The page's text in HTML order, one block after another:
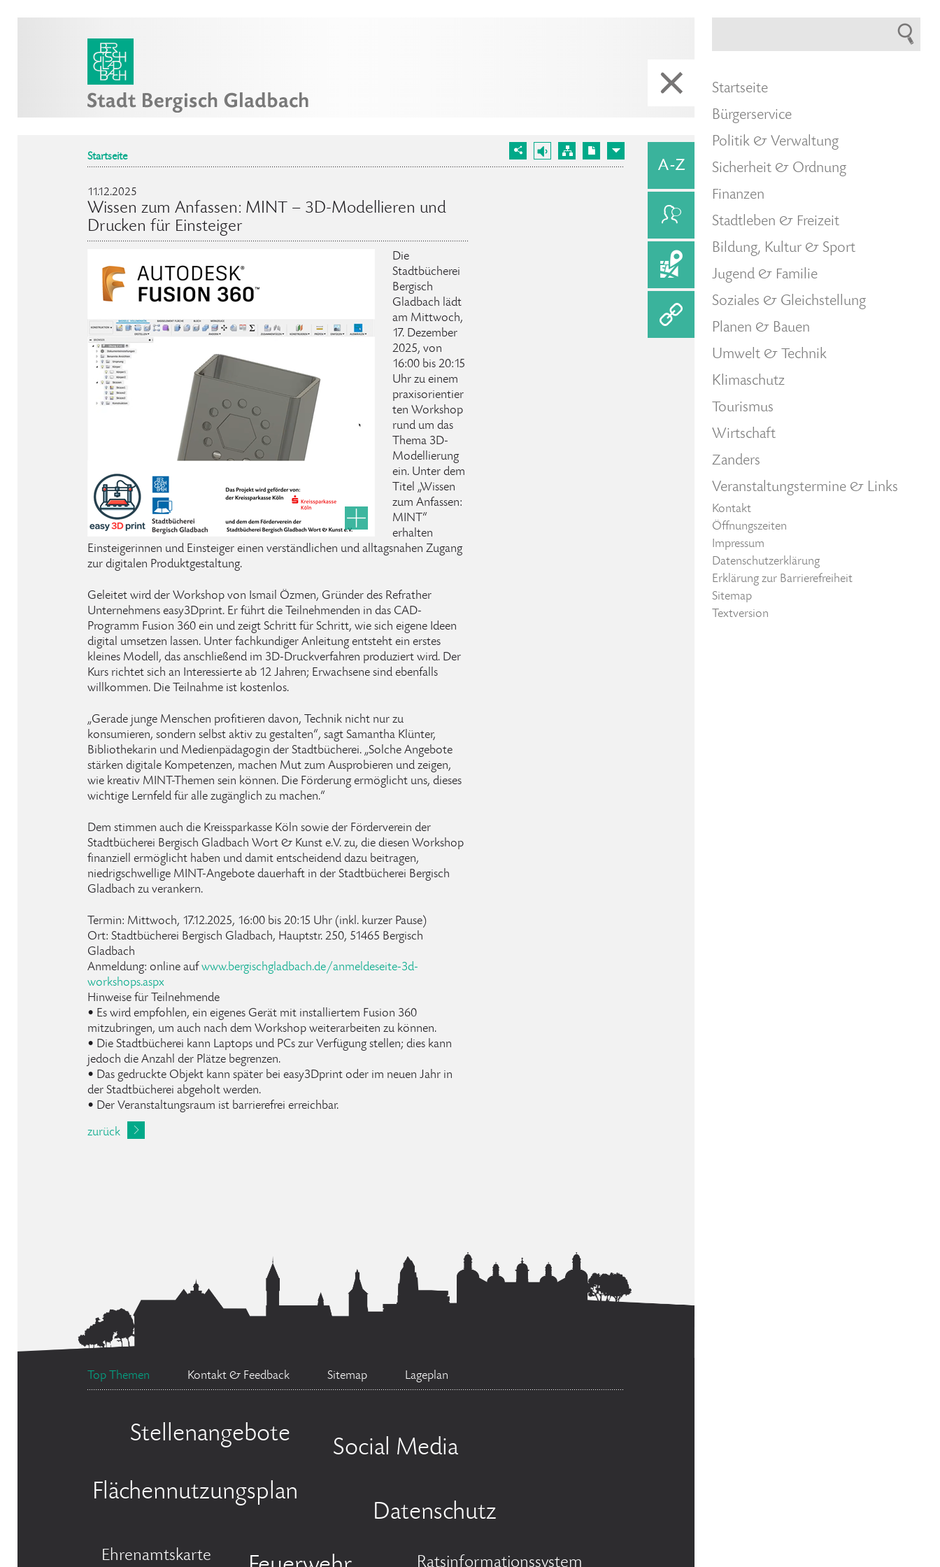
Startseite
11.12.2025
Wissen zum Anfassen: MINT – 3D-Modellieren und
Drucken für Einsteiger
Die
Stadtbücherei
Bergisch
Gladbach lädt
am Mittwoch,
17. Dezember
2025, von
16:00 bis 20:15
Uhr zu einem
praxisorientier
ten Workshop
rund um das
Thema 3D-
Modellierung
ein. Unter dem
Titel „Wissen
zum Anfassen:
MINT“
erhalten
Einsteigerinnen und Einsteiger einen verständlichen und alltagsnahen Zugang
zur digitalen Produktgestaltung.
Geleitet wird der Workshop von Ismail Özmen, Gründer des Refrather
Unternehmens easy3Dprint. Er führt die Teilnehmenden in das CAD-
Programm Fusion 360 ein und zeigt Schritt für Schritt, wie sich eigene Ideen
digital umsetzen lassen. Unter fachkundiger Anleitung entsteht ein erstes
kleines Modell, das anschließend im 3D-Druckverfahren produziert wird. Der
Kurs richtet sich an Interessierte ab 12 Jahren; Erwachsene sind ebenfalls
willkommen. Die Teilnahme ist kostenlos.
„Gerade junge Menschen profitieren davon, Technik nicht nur zu
konsumieren, sondern selbst aktiv zu gestalten“, sagt Samantha Klünter,
Bibliothekarin und Medienpädagogin der Stadtbücherei. „Solche Angebote
stärken digitale Kompetenzen, machen Mut zum Ausprobieren und zeigen,
wie kreativ MINT-Themen sein können. Die Förderung ermöglicht uns, dieses
wichtige Lernfeld für alle zugänglich zu machen.“
Dem stimmen auch die Kreissparkasse Köln sowie der Förderverein der
Stadtbücherei Bergisch Gladbach Wort & Kunst e.V. zu, die diesen Workshop
finanziell ermöglicht haben und damit entscheidend dazu beitragen,
niedrigschwellige MINT-Angebote dauerhaft in der Stadtbücherei Bergisch
Gladbach zu verankern.
Termin: Mittwoch, 17.12.2025, 16:00 bis 20:15 Uhr (inkl. kurzer Pause)
Ort: Stadtbücherei Bergisch Gladbach, Hauptstr. 250, 51465 Bergisch
Gladbach
Anmeldung: online aufwww.bergischgladbach.de/anmeldeseite-3d-
workshops.aspx
Hinweise für Teilnehmende
• Es wird empfohlen, ein eigenes Gerät mit installiertem Fusion 360
mitzubringen, um auch nach dem Workshop weiterarbeiten zu können.
• Die Stadtbücherei kann Laptops und PCs zur Verfügung stellen; dies kann
jedoch die Anzahl der Plätze begrenzen.
• Das gedruckte Objekt kann später bei easy3Dprint oder im neuen Jahr in
der Stadtbücherei abgeholt werden.
• Der Veranstaltungsraum ist barrierefrei erreichbar.
zurück
Top Themen Kontakt & Feedback Sitemap Lageplan
Stellenangebote
Social Media
Flächennutzungsplan
Datenschutz
Ehrenamtskarte Ratsinformationssystem
Startseite
Bürgerservice
Politik & Verwaltung
Sicherheit & Ordnung
Finanzen
Stadtleben & Freizeit
Bildung, Kultur & Sport
Jugend & Familie
Soziales & Gleichstellung
Planen & Bauen
Umwelt & Technik
Klimaschutz
Tourismus
Wirtschaft
Zanders
Veranstaltungstermine & Links
Kontakt
Öffnungszeiten
Impressum
Datenschutzerklärung
Erklärung zur Barrierefreiheit
Sitemap
Textversion